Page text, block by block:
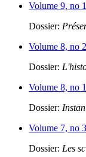
Volume 9, no
Dossier:
Volume 8, no
Dossier:
Volume 8, no
Dossier:
Volume 7, no
Dossier: Les